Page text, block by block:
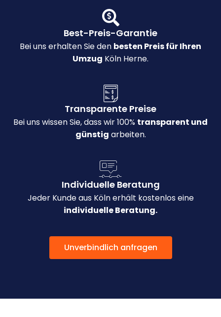
Best-Preis-Garantie
Bei uns erhalten Sie den besten Preis für Ihren
Umzug Köln Herne.
Transparente Preise
Bei uns wissen Sie, dass wir 100% transparent und
günstig arbeiten.
Individuelle Beratung
Jeder Kunde aus Köln erhält kostenlos eine
individuelle Beratung.
Unverbindlich anfragen